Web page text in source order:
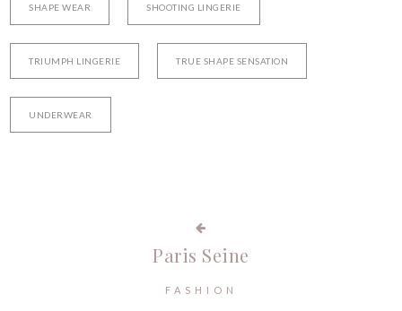
SHAPE WEAR SHOOTING LINGERIE
TRIUMPH LINGERIE TRUE SHAPE SENSATION
UNDERWEAR
Paris Seine
FASHION